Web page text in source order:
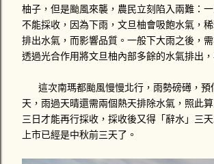
柚子，但是颱風來襲，農民立刻陷入兩難：
不能採收，因為下雨，文旦柚會吸飽水氣，
排出水氣，而影響品質。一般下大雨之後，
透過光合作用將文旦柚內部多餘的水氣排出，
這次南瑪都颱風慢慢北行，雨勢磅礡，預
天，雨過天晴還需兩個熱天排除水氣，照此
三日才能再行採收，採收後又得「辭水」三
上市已經是中秋前三天了。